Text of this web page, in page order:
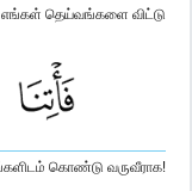
எங்கள் தெய்வங்களை விட்டு
கொண்டு வருவீராக!